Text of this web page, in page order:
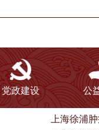
党政建设 公
上海徐浦